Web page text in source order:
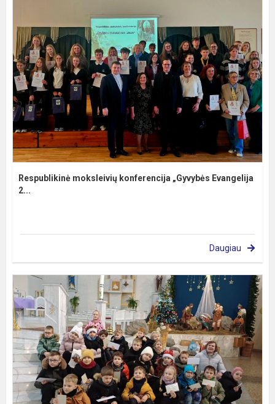
Respublikinė moksleivių konferencija „Gyvybės Evangelija
2...
Daugiau